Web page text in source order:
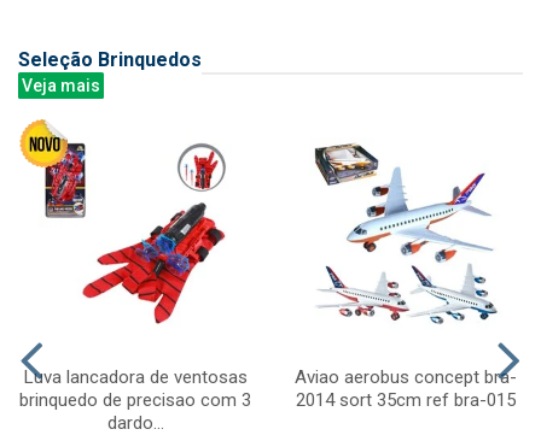
Seleção Brinquedos
Veja mais
Luva lancadora de ventosas
brinquedo de precisao com 3
dardo...
Aviao aerobus concept bra-
2014 sort 35cm ref bra-015